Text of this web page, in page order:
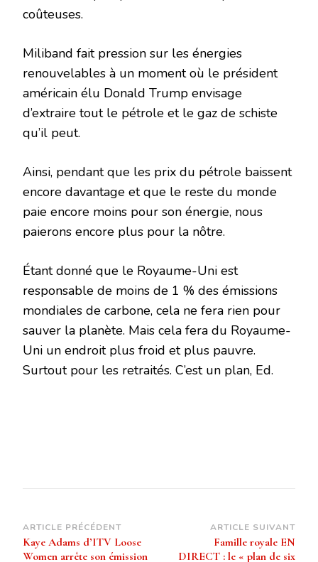
coûteuses.
Miliband fait pression sur les énergies
renouvelables à un moment où le président
américain élu Donald Trump envisage
d’extraire tout le pétrole et le gaz de schiste
qu’il peut.
Ainsi, pendant que les prix du pétrole baissent
encore davantage et que le reste du monde
paie encore moins pour son énergie, nous
paierons encore plus pour la nôtre.
Étant donné que le Royaume-Uni est
responsable de moins de 1 % des émissions
mondiales de carbone, cela ne fera rien pour
sauver la planète. Mais cela fera du Royaume-
Uni un endroit plus froid et plus pauvre.
Surtout pour les retraités. C’est un plan, Ed.
Navigation
d’article
ARTICLE PRÉCÉDENT
Kaye Adams d’ITV Loose
Women arrête son émission
ARTICLE SUIVANT
Famille royale EN
DIRECT : le « plan de six